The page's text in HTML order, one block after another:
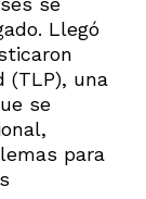
Llegó
(TLP), una
se
para